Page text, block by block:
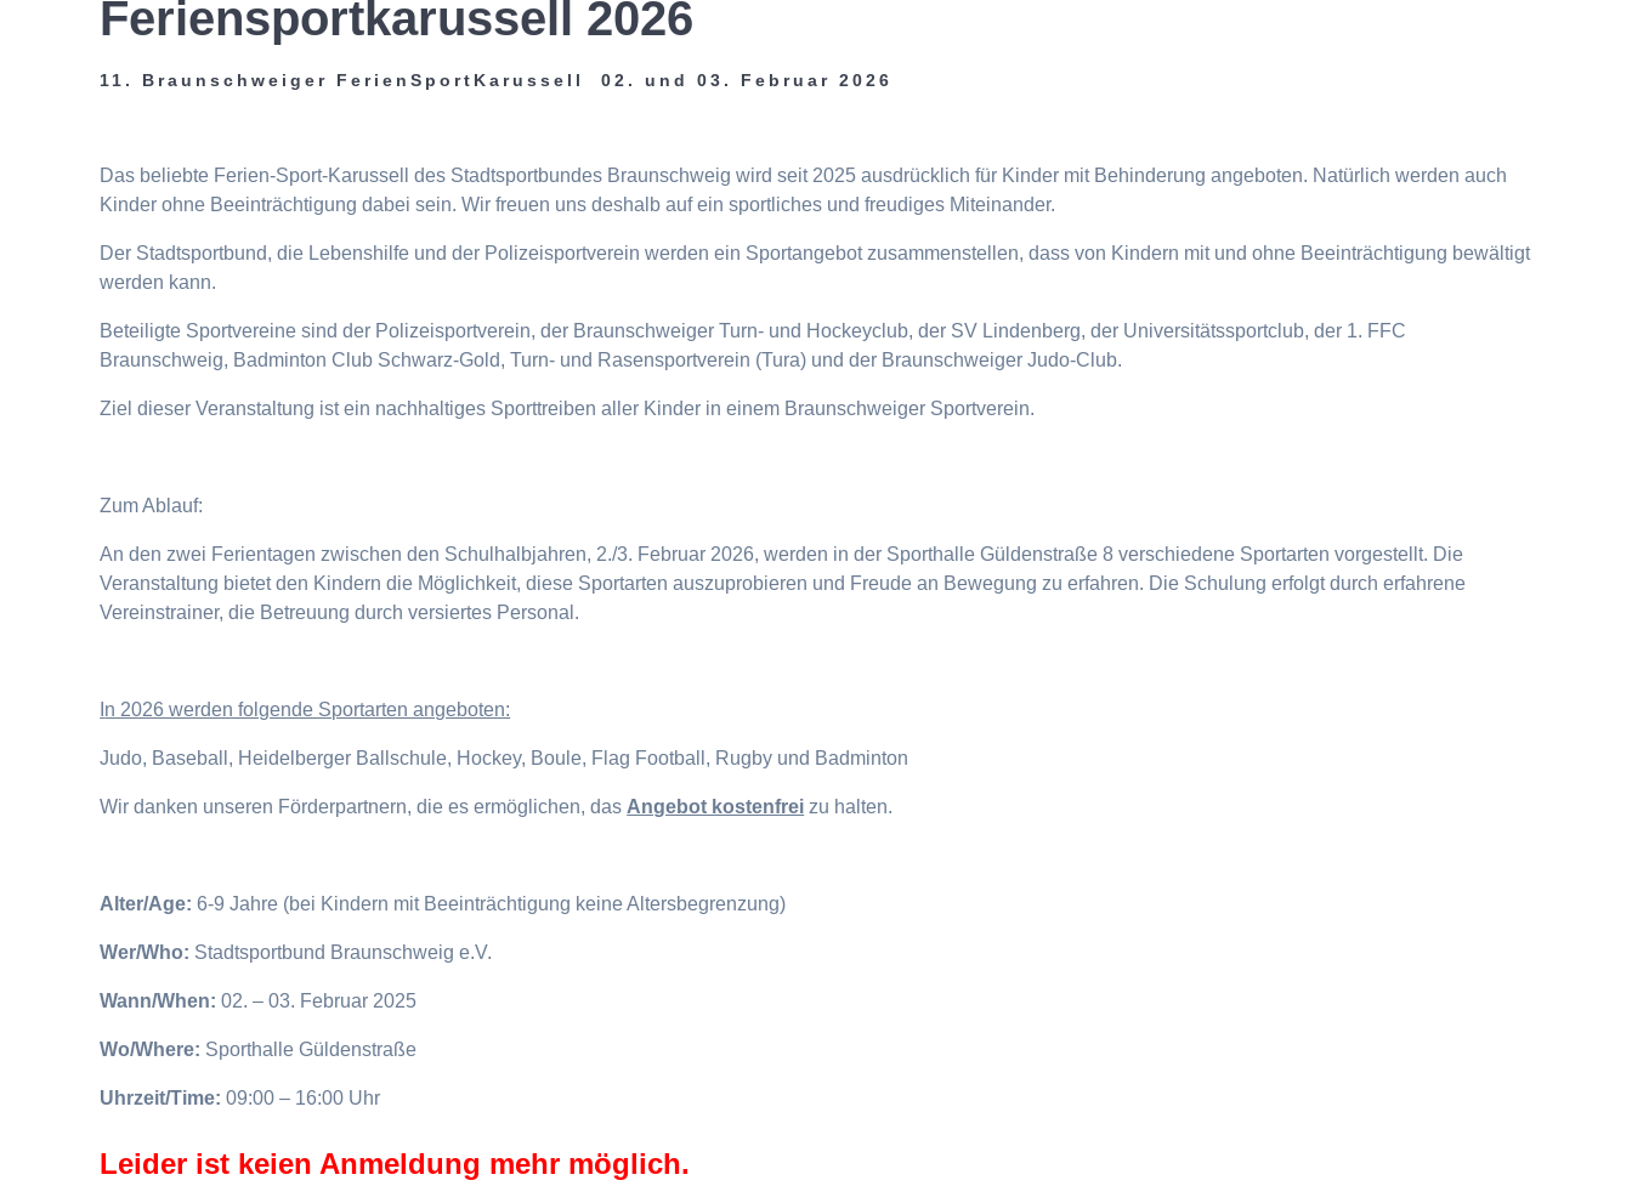
Feriensportkarussell 2026
11. Braunschweiger FerienSportKarussell 02. und 03. Februar 2026
Das beliebte Ferien-Sport-Karussell des Stadtsportbundes Braunschweig wird seit 2025 ausdrücklich für Kinder mit Behinderung angeboten. Natürlich werden auch
Kinder ohne Beeinträchtigung dabei sein. Wir freuen uns deshalb auf ein sportliches und freudiges Miteinander.
Der Stadtsportbund, die Lebenshilfe und der Polizeisportverein werden ein Sportangebot zusammenstellen, dass von Kindern mit und ohne Beeinträchtigung bewältigt
werden kann.
Beteiligte Sportvereine sind der Polizeisportverein, der Braunschweiger Turn- und Hockeyclub, der SV Lindenberg, der Universitätssportclub, der 1. FFC
Braunschweig, Badminton Club Schwarz-Gold, Turn- und Rasensportverein (Tura) und der Braunschweiger Judo-Club.
Ziel dieser Veranstaltung ist ein nachhaltiges Sporttreiben aller Kinder in einem Braunschweiger Sportverein.
Zum Ablauf:
An den zwei Ferientagen zwischen den Schulhalbjahren, 2./3. Februar 2026, werden in der Sporthalle Güldenstraße 8 verschiedene Sportarten vorgestellt. Die
Veranstaltung bietet den Kindern die Möglichkeit, diese Sportarten auszuprobieren und Freude an Bewegung zu erfahren. Die Schulung erfolgt durch erfahrene
Vereinstrainer, die Betreuung durch versiertes Personal.
n 2026 werden folgende Sportarten angeboten:
Judo, Baseball, Heidelberger Ballschule, Hockey, Boule, Flag Football, Rugby und Badminton
Wir danken unseren Förderpartnern, die es ermöglichen, das Angebot kostenfrei zu halten.
Alter/Age:6-9 Jahre (bei Kindern mit Beeinträchtigung keine Altersbegrenzung)
Wer/Who: Stadtsportbund Braunschweig e.V.
Wann/When:02. – 03. Februar 2025
Wo/Where: Sporthalle Güldenstraße
Uhrzeit/Time:09:00 – 16:00 Uhr
Leider ist keien Anmeldung mehr möglich.